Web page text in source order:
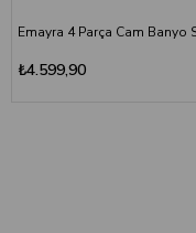
₺4.599,90